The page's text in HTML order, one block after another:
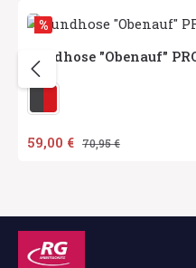
%
Bundhose "Obenauf"
Herstellerfarbe
Verkaufspreis:
59,00 € Regulärer Preis:
70,95 €